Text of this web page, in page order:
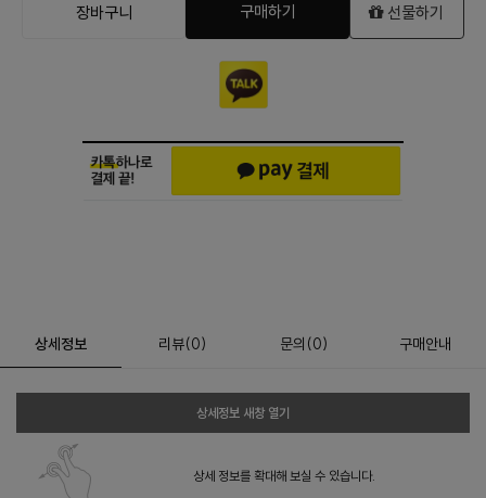
장바구니 구매하기 선물하기
상세정보 리뷰(0) 문의 (0) 구매안내
상세정보 새창 열기
상세 정보를 확대해 보실 수 있습니다.